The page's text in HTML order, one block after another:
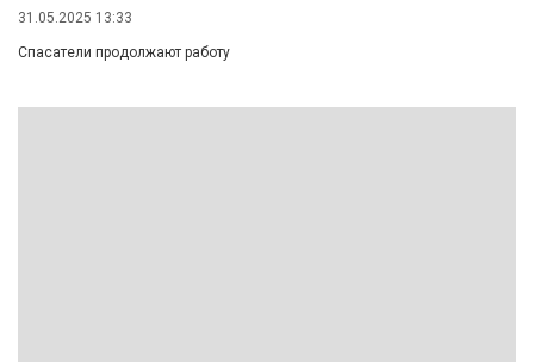
31.05.2025 13:33
Спасатели продолжают работу